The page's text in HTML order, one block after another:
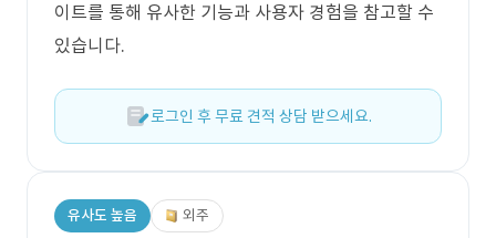
이트를 통해 유사한 기능과 사용자 경험을 참고할 수
있습니다.
로그인 후 무료 견적 상담 받으세요.
유사도 높음 외주